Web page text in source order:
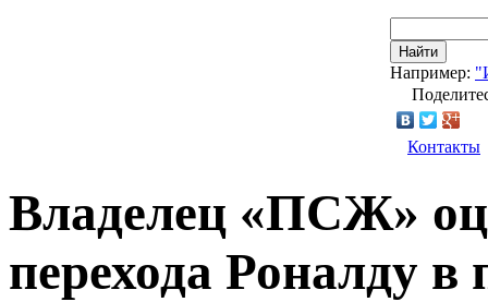
Найти
Например:
Контакты
Владелец «ПСЖ»
перехода Роналду